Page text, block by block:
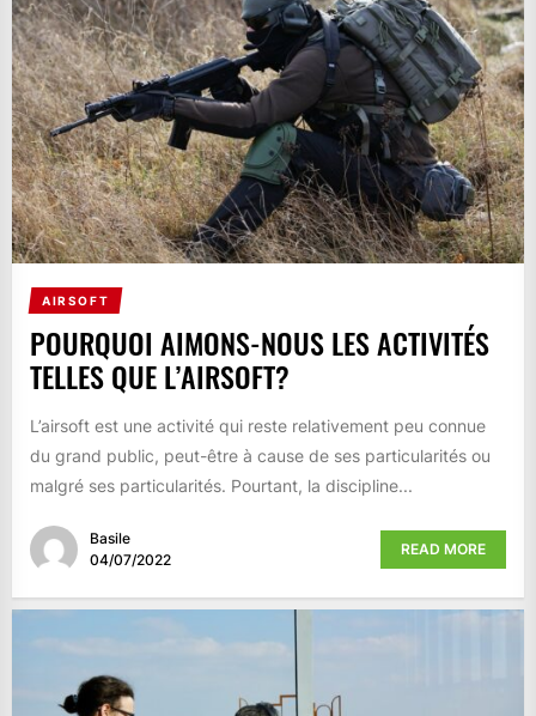
AIRSOFT
POURQUOI AIMONS-NOUS LES ACTIVITÉS
TELLES QUE L’AIRSOFT?
L’airsoft est une activité qui reste relativement peu connue
du grand public, peut-être à cause de ses particularités ou
malgré ses particularités. Pourtant, la discipline...
Basile
04/07/2022
READ MORE